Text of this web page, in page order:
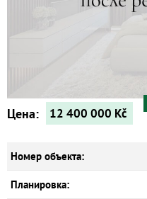
Цена: 12 400 000 Kč
Номер объекта:
Планировка: